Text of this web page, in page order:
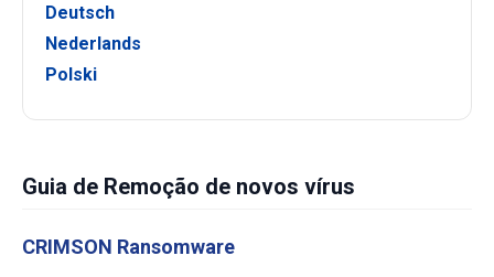
Deutsch
Nederlands
Polski
Guia de Remoção de novos vírus
CRIMSON Ransomware